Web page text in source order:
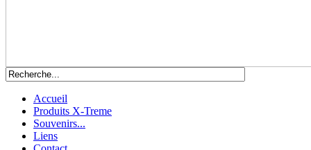
Accueil
Produits X-Treme
Souvenirs...
Liens